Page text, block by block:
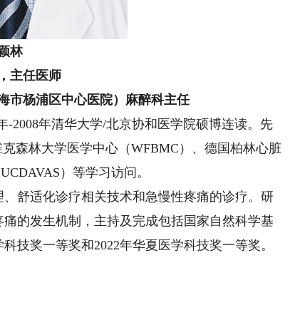
林
主任医师
市杨浦区中心医院）麻醉科主任
年清华大学/北京协和医学院硕博连读。先
森林大学医学中心（WFBMC）、德国柏林心脏
）等学习访问。
适化诊疗相关技术和急慢性疼痛的诊疗。研
的发生机制，主持及完成包括国家自然科学基
技奖一等奖和2022年华夏医学科技奖一等奖。